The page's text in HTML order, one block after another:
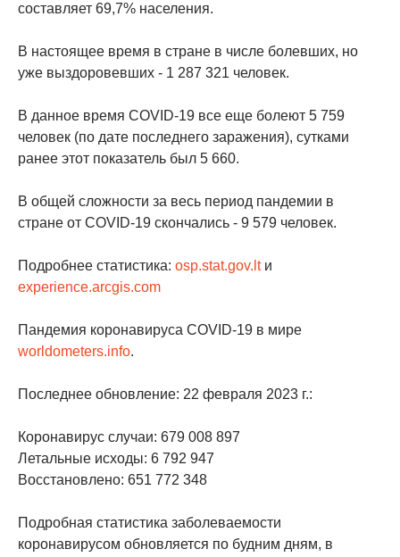
составляет 69,7% населения.
В настоящее время в стране в числе болевших, но
уже выздоровевших - 1 287 321 человек.
В данное время COVID-19 все еще болеют 5 759
человек (по дате последнего заражения), сутками
ранее этот показатель был 5 660.
В общей сложности за весь период пандемии в
стране от COVID-19 скончались - 9 579 человек.
Подробнее статистика: osp.stat.gov.ltи
experience.arcgis.com
Пандемия коронавируса COVID-19 в мире
worldometers.info.
Последнее обновление: 22 февраля 2023 г.:
Коронавирус случаи: 679 008 897
Летальные исходы: 6 792 947
Восстановлено: 651 772 348
Подробная статистика заболеваемости
коронавирусом обновляется по будним дням, в